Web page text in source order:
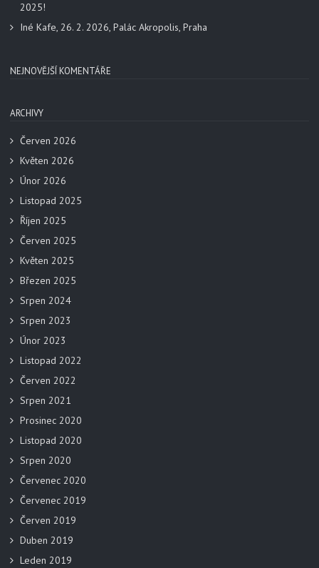
2025!
Iné Kafe, 26. 2. 2026, Palác Akropolis, Praha
NEJNOVĚJŠÍ KOMENTÁŘE
ARCHIVY
Červen 2026
Květen 2026
Únor 2026
Listopad 2025
Říjen 2025
Červen 2025
Květen 2025
Březen 2025
Srpen 2024
Srpen 2023
Únor 2023
Listopad 2022
Červen 2022
Srpen 2021
Prosinec 2020
Listopad 2020
Srpen 2020
Červenec 2020
Červenec 2019
Červen 2019
Duben 2019
Leden 2019